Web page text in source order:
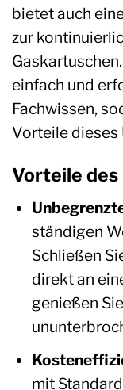
bietet auch
zur
einfach und
Fachwissen,
Vorteile dieses
Vorteile
ständigen
Schließen
direkt an
genießen
mit